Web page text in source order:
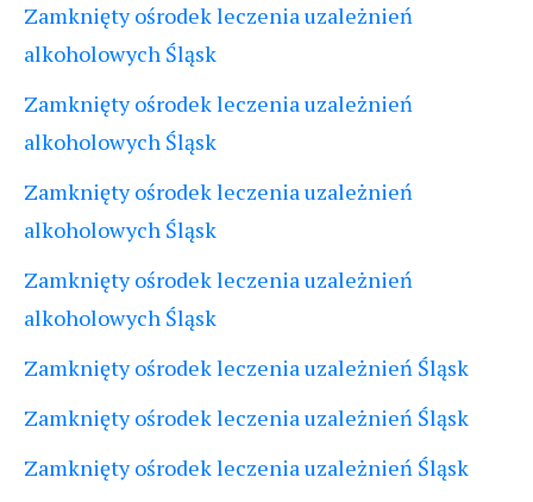
Zamknięty ośrodek leczenia uzależnień
alkoholowych Śląsk
Zamknięty ośrodek leczenia uzależnień
alkoholowych Śląsk
Zamknięty ośrodek leczenia uzależnień
alkoholowych Śląsk
Zamknięty ośrodek leczenia uzależnień
alkoholowych Śląsk
Zamknięty ośrodek leczenia uzależnień Śląsk
Zamknięty ośrodek leczenia uzależnień Śląsk
Zamknięty ośrodek leczenia uzależnień Śląsk